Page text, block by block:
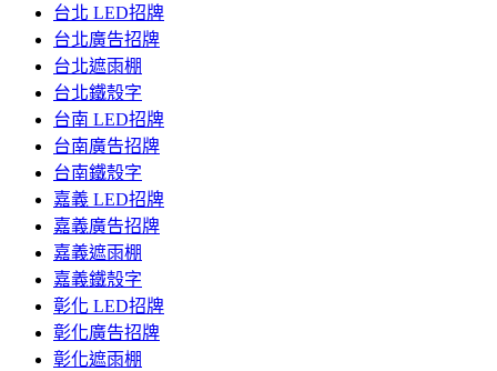
台北 LED招牌
台北廣告招牌
台北遮雨棚
台北鐵殼字
台南 LED招牌
台南廣告招牌
台南鐵殼字
嘉義 LED招牌
嘉義廣告招牌
嘉義遮雨棚
嘉義鐵殼字
彰化 LED招牌
彰化廣告招牌
彰化遮雨棚